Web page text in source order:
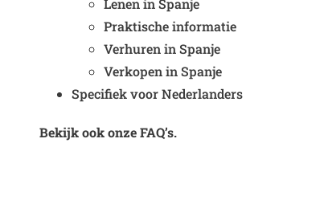
Lenen in Spanje
Praktische informatie
Verhuren in Spanje
Verkopen in Spanje
Specifiek voor Nederlanders
Bekijk ook onze FAQ’s.